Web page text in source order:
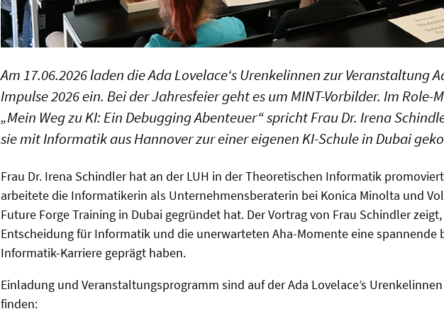
Am 17.06.2026 laden die Ada Lovelace‘s Urenkelinnen zur Veranstaltung
Impulse 2026 ein. Bei der Jahresfeier geht es um MINT-Vorbilder. Im Role-
„Mein Weg zu KI: Ein Debugging Abenteuer“ spricht Frau Dr. Irena
sie mit Informatik aus Hannover zur einer eigenen KI-Schule in Dubai
Frau Dr. Irena Schindler hat an der LUH in der Theoretischen Informatik
arbeitete die Informatikerin als Unternehmensberaterin bei Konica Minolta und
Future Forge Training in Dubai gegründet hat. Der Vortrag von Frau Schindler
Entscheidung für Informatik und die unerwarteten Aha-Momente eine spannende
Informatik-Karriere geprägt haben.
Einladung und Veranstaltungsprogramm sind auf der Ada Lovelace’s
finden: